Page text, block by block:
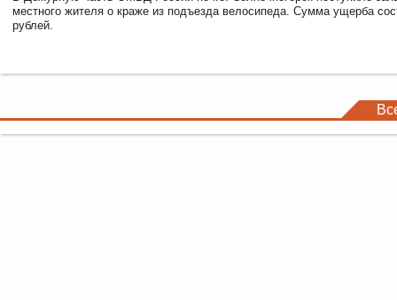
местного жителя о краже из подъезда велосипеда. Сумма ущерба
рублей.